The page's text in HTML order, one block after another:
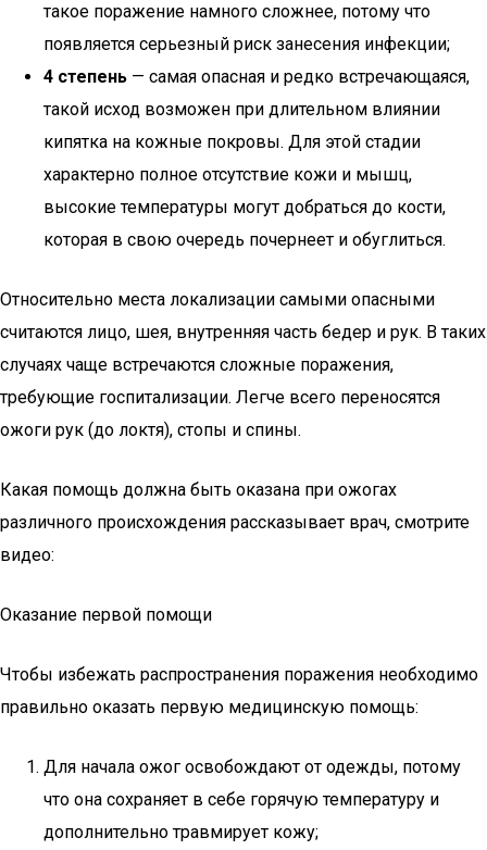
такое поражение намного сложнее, потому что
появляется серьезный риск занесения инфекции;
4 степень — самая опасная и редко встречающаяся,
такой исход возможен при длительном влиянии
кипятка на кожные покровы. Для этой стадии
характерно полное отсутствие кожи и мышц,
высокие температуры могут добраться до кости,
которая в свою очередь почернеет и обуглиться.
Относительно места локализации самыми опасными
считаются лицо, шея, внутренняя часть бедер и рук. В таких
случаях чаще встречаются сложные поражения,
требующие госпитализации. Легче всего переносятся
ожоги рук (до локтя), стопы и спины.
Какая помощь должна быть оказана при ожогах
различного происхождения рассказывает врач, смотрите
видео:
Оказание первой помощи
Чтобы избежать распространения поражения необходимо
правильно оказать первую медицинскую помощь:
Для начала ожог освобождают от одежды, потому
что она сохраняет в себе горячую температуру и
дополнительно травмирует кожу;